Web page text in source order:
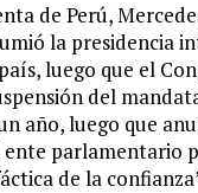
de Perú,
la presidencia
luego que el
del
año, luego que
ente parlamentario
de la